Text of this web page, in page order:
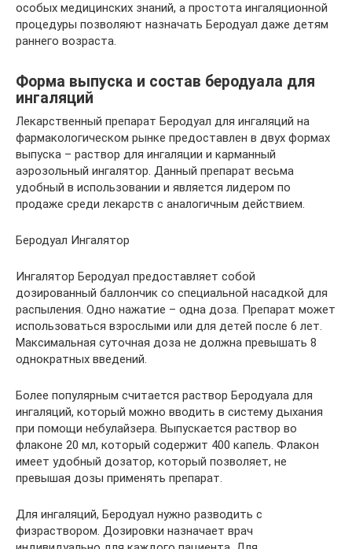
особых медицинских знаний, а простота ингаляционной
процедуры позволяют назначать Беродуал даже детям
раннего возраста.
Форма выпуска и состав беродуала для
ингаляций
Лекарственный препарат Беродуал для ингаляций на
фармакологическом рынке предоставлен в двух формах
выпуска – раствор для ингаляции и карманный
аэрозольный ингалятор. Данный препарат весьма
удобный в использовании и является лидером по
продаже среди лекарств с аналогичным действием.
Беродуал Ингалятор
Ингалятор Беродуал предоставляет собой
дозированный баллончик со специальной насадкой для
распыления. Одно нажатие – одна доза. Препарат может
использоваться взрослыми или для детей после 6 лет.
Максимальная суточная доза не должна превышать 8
однократных введений.
Более популярным считается раствор Беродуала для
ингаляций, который можно вводить в систему дыхания
при помощи небулайзера. Выпускается раствор во
флаконе 20 мл, который содержит 400 капель. Флакон
имеет удобный дозатор, который позволяет, не
превышая дозы применять препарат.
Для ингаляций, Беродуал нужно разводить с
физраствором. Дозировки назначает врач